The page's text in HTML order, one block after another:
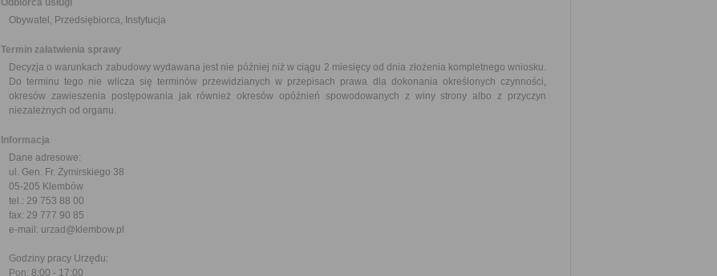
Odbiorca usługi
Obywatel, Przedsiębiorca, Instytucja
Termin załatwienia sprawy
Decyzja o warunkach zabudowy wydawana jest nie później niż w ciągu 2 miesięcy od dnia złożenia kompletnego wniosku.
Do terminu tego nie wlicza się terminów przewidzianych w przepisach prawa dla dokonania określonych czynności,
okresów zawieszenia postępowania jak również okresów opóźnień spowodowanych z winy strony albo z przyczyn
niezależnych od organu.
Informacja
Dane adresowe:
ul. Gen. Fr. Żymirskiego 38
05-205 Klembów
tel.: 29 753 88 00
fax: 29 777 90 85
e-mail: urzad@klembow.pl
Godziny pracy Urzędu:
Pon: 8:00 - 17:00